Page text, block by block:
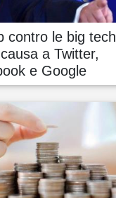
contro le big tech
a Twitter,
e Google